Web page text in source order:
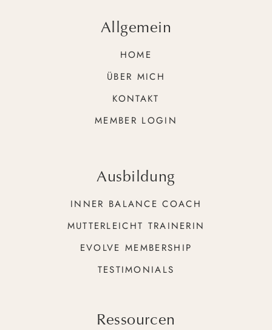
HOME
ÜBER MICH
KONTAKT
MEMBER LOGIN
Allgemein
Ressourcen
Ausbildung
INNER BALANCE COACH
MUTTERLEICHT TRAINERIN
EVOLVE MEMBERSHIP
TESTIMONIALS